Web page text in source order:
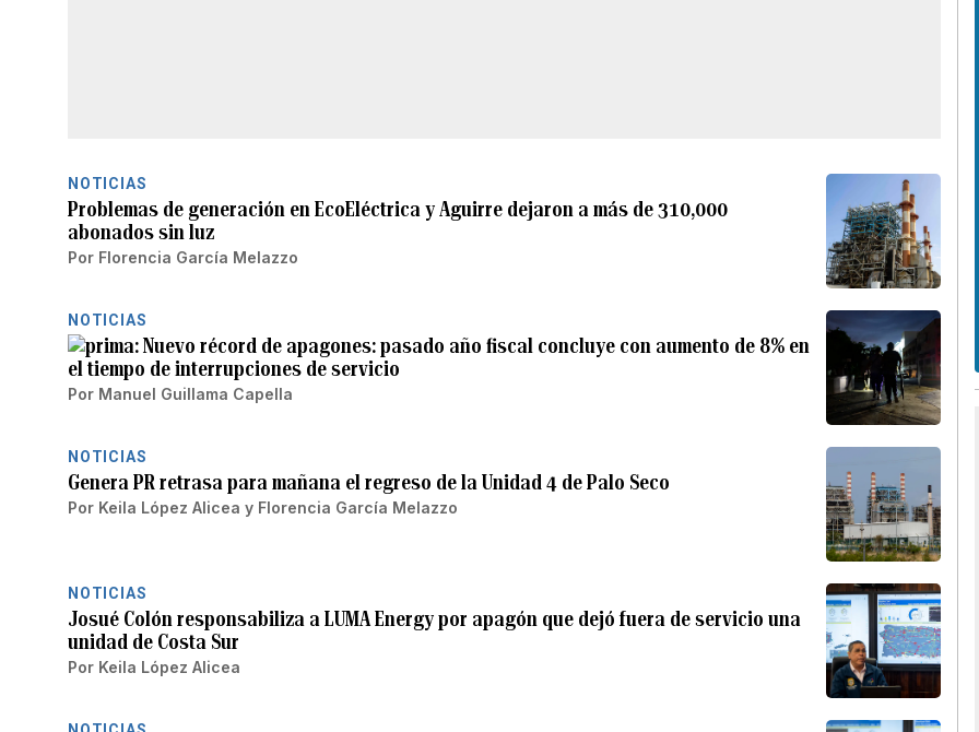
NOTICIAS
Problemas de generación en EcoEléctrica y Aguirre dejaron a más de 310,000
abonados sin luz
Por Florencia García Melazzo
NOTICIAS
Nuevo récord de apagones: pasado año fiscal concluye con aumento de 8% en
el tiempo de interrupciones de servicio
Por Manuel Guillama Capella
NOTICIAS
Genera PR retrasa para mañana el regreso de la Unidad 4 de Palo Seco
Por Keila López Alicea y Florencia García Melazzo
NOTICIAS
Josué Colón responsabiliza a LUMA Energy por apagón que dejó fuera de servicio una
unidad de Costa Sur
Por Keila López Alicea